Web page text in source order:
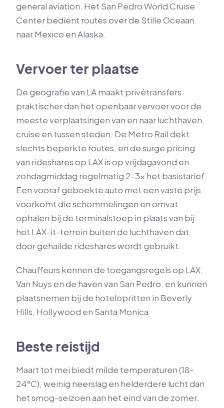
general aviation. Het San Pedro World Cruise
Center bedient routes over de Stille Oceaan
naar Mexico en Alaska.
Vervoer ter plaatse
De geografie van LA maakt privétransfers
praktischer dan het openbaar vervoer voor de
meeste verplaatsingen van en naar luchthaven,
cruise en tussen steden. De Metro Rail dekt
slechts beperkte routes, en de surge pricing
van rideshares op LAX is op vrijdagavond en
zondagmiddag regelmatig 2–3x het basistarief.
Een vooraf geboekte auto met een vaste prijs
voorkomt die schommelingen en omvat
ophalen bij de terminalstoep in plaats van bij
het LAX-it-terrein buiten de luchthaven dat
door gehailde rideshares wordt gebruikt.
Chauffeurs kennen de toegangsregels op LAX,
Van Nuys en de haven van San Pedro, en kunnen
plaatsnemen bij de hotelopritten in Beverly
Hills, Hollywood en Santa Monica.
Beste reistijd
Maart tot mei biedt milde temperaturen (18–
24°C), weinig neerslag en helderdere lucht dan
het smog-seizoen aan het eind van de zomer.